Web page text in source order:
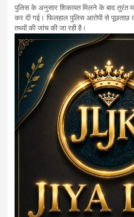
पुलिस के अनुसार शिकायत मिलने के बाद तुरंत
कर दी गई। फिलहाल पुलिस आरोपी से
तथ्यों की जांच की जा रही है।